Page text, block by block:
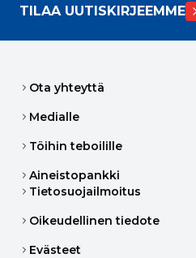
TILAA UUTISKIRJEEMME
Ota yhteyttä
Medialle
Töihin teboilille
Aineistopankki
Tietosuojailmoitus
Oikeudellinen tiedote
Evästeet